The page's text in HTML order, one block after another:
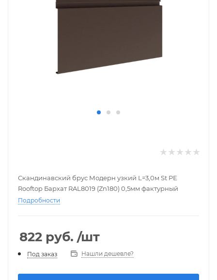
Скандинавский брус Модерн узкий L=3,0м St PE
Rooftop Бархат RAL8019 (Zn180) 0,5мм фактурный
Подробности
822 руб. /шт
Под заказ Нашли дешевле?